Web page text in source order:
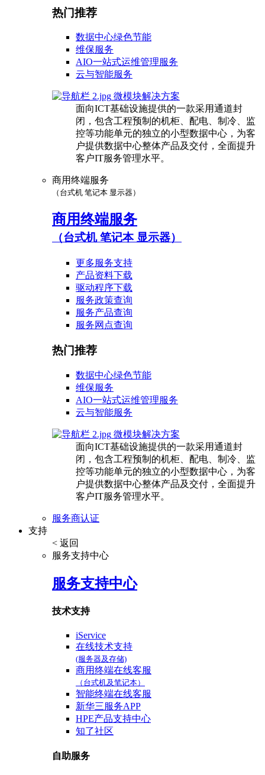
热门推荐
数据中心绿色节能
维保服务
AIO一站式运维管理服务
云与智能服务
微模块解决方案
面向ICT基础设施提供的一款采用通道封
闭，包含工程预制的机柜、配电、制冷、监
控等功能单元的独立的小型数据中心，为客
户提供数据中心整体产品及交付，全面提升
客户IT服务管理水平。
商用终端服务
（台式机 笔记本 显示器）
商用终端服务
（台式机 笔记本 显示器）
更多服务支持
产品资料下载
驱动程序下载
服务政策查询
服务产品查询
服务网点查询
热门推荐
数据中心绿色节能
维保服务
AIO一站式运维管理服务
云与智能服务
微模块解决方案
面向ICT基础设施提供的一款采用通道封
闭，包含工程预制的机柜、配电、制冷、监
控等功能单元的独立的小型数据中心，为客
户提供数据中心整体产品及交付，全面提升
客户IT服务管理水平。
服务商认证
支持
< 返回
服务支持中心
服务支持中心
技术支持
iService
在线技术支持
(服务器及存储)
商用终端在线客服
（台式机及笔记本）
智能终端在线客服
新华三服务APP
HPE产品支持中心
知了社区
自助服务